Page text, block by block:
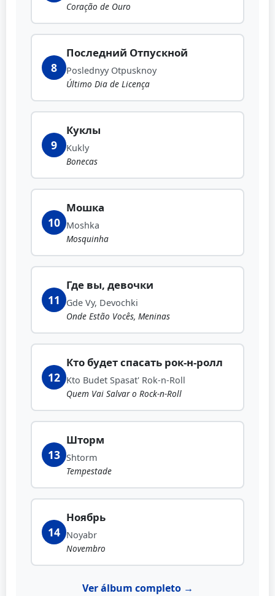
Coração de Ouro
8
Последний Отпускной
Poslednyy Otpusknoy
Último Dia de Licença
9
Куклы
Kukly
Bonecas
10
Мошка
Moshka
Mosquinha
11
Где вы, девочки
Gde Vy, Devochki
Onde Estão Vocês, Meninas
12
Кто будет спасать рок-н-ролл
Kto Budet Spasat' Rok-n-Roll
Quem Vai Salvar o Rock-n-Roll
13
Шторм
Shtorm
Tempestade
14
Ноябрь
Noyabr
Novembro
Ver álbum completo →